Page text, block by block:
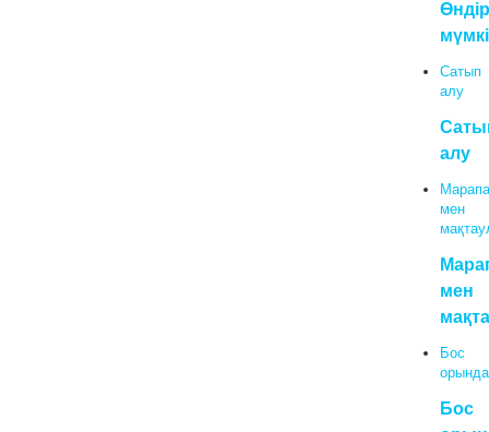
Сатып
алу
алу
мен
мен
Бос
Бос